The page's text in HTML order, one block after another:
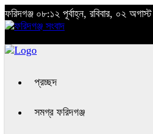
ফরিদগঞ্জ ০৮:১২ পূর্বাহ্ন, রবিবার, ০২
প্রচ্ছদ
সমগ্র ফরিদগঞ্জ